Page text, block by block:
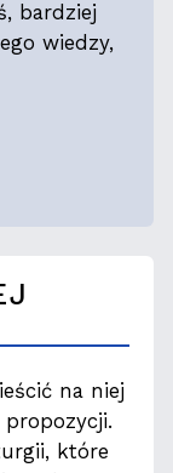
bardziej
wiedzy,
na niej
które